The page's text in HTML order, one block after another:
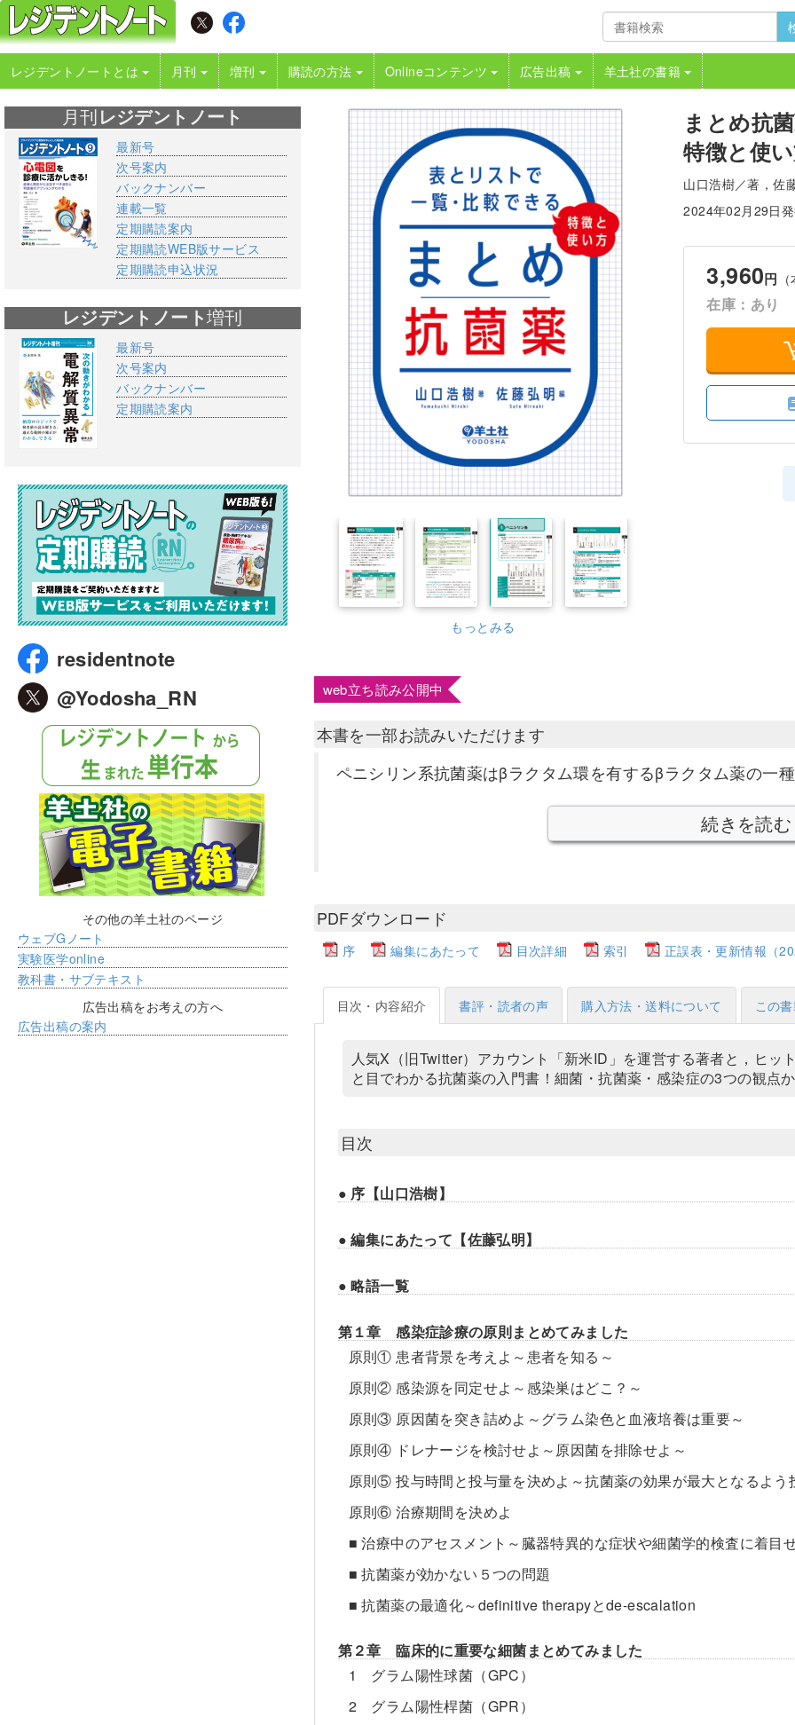
レジデントノートとは 月刊 増刊 購読の方法 Onlineコンテンツ 広告出稿 羊土社の書籍
もっとみる
まとめ抗
特徴と使
山口浩樹／著，佐
2024年02月29日
3,960円
在庫：あり
web立ち読み公開中
本書を一部お読みいただけます
ペニシリン系抗菌薬はβラクタム環を有するβラクタム薬の一
続きを読む
PDFダウンロード
序 編集にあたって 目次詳細 索引 正誤表・更新情報（
目次・内容紹介 書評・読者の声 購入方法・送料について この
人気X（旧Twitter）アカウント「新米ID」を運営する著者と，ヒ
と目でわかる抗菌薬の入門書！細菌・抗菌薬・感染症の3つの観点
目次
● 序【山口浩樹】
● 編集にあたって【佐藤弘明】
● 略語一覧
第１章 感染症診療の原則まとめてみました
原則① 患者背景を考えよ～患者を知る～
原則② 感染源を同定せよ～感染巣はどこ？～
原則③ 原因菌を突き詰めよ～グラム染色と血液培養は重要～
原則④ ドレナージを検討せよ～原因菌を排除せよ～
原則⑤ 投与時間と投与量を決めよ～抗菌薬の効果が最大となるよう
原則⑥ 治療期間を決めよ
■ 治療中のアセスメント～臓器特異的な症状や細菌学的検査に着目
■ 抗菌薬が効かない５つの問題
■ 抗菌薬の最適化～definitive therapyとde-escalation
第２章 臨床的に重要な細菌まとめてみました
1 グラム陽性球菌（GPC）
2 グラム陽性桿菌（GPR）
月刊 レジデントノート
最新号
次号案内
バックナンバー
連載一覧
定期購読案内
定期購読WEB版サービス
定期購読申込状況
レジデントノート増刊
最新号
次号案内
バックナンバー
定期購読案内
residentnote
@Yodosha_RN
その他の羊土社のページ
ウェブGノート
実験医学online
教科書・サブテキスト
広告出稿をお考えの方へ
広告出稿の案内